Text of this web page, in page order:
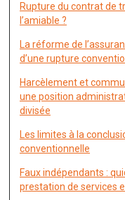
Rupture du contrat de
l’amiable ?
La réforme de
d’une rupture
Harcèlement et
une position
divisée
Les limites à la
conventionnelle
Faux indépendants :
prestation de services